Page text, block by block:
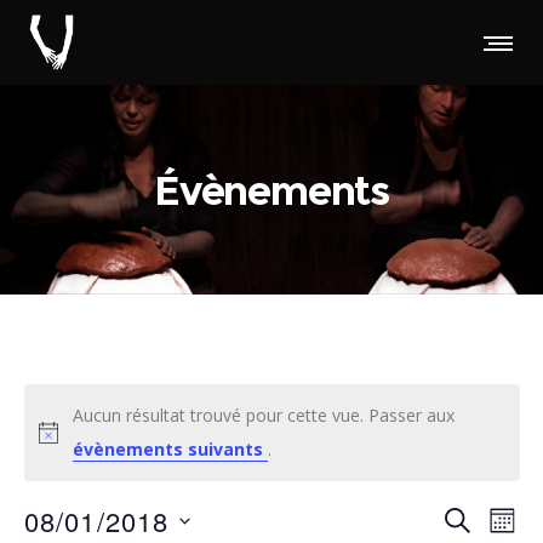
Évènements
Aucun résultat trouvé pour cette vue. Passer aux
évènements suivants .
MOIS
08/01/2018